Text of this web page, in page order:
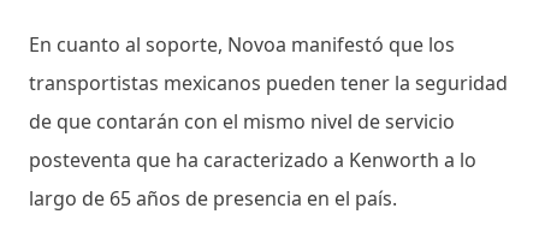
En cuanto al soporte, Novoa manifestó que los
transportistas mexicanos pueden tener la seguridad
de que contarán con el mismo nivel de servicio
posteventa que ha caracterizado a Kenworth a lo
largo de 65 años de presencia en el país.